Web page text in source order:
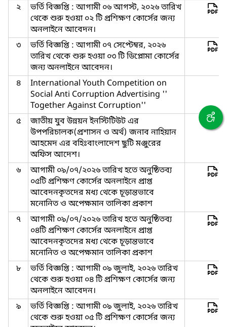
২
ভর্তি বিজ্ঞপ্তি : আগামী ০৬ আগস্ট, ২০২৬ তারিখ
থেকে শুরু হওয়া ০২ টি প্রশিক্ষণ কোর্সের জন্য
অনলাইনে আবেদন।
৩
ভর্তি বিজ্ঞপ্তি : আগামী ০৭ সেপ্টেম্বর, ২০২৬
তারিখ থেকে শুরু হওয়া ০৩ টি ডিপ্লোমা কোর্সের
জন্য অনলাইনে আবেদন।
৪
International Youth Competition on
Social Anti Corruption Advertising ''
Together Against Corruption''
৫
জাতীয় যুব উন্নয়ন ইনস্টিটিউট এর
উপপরিচালক(প্রশাসন ও অর্থ) জনাব নাহিয়ান
আহমেদ এর বহিঃবাংলাদেশ ছুটি মঞ্জুরের
অফিস আদেশ।
৬
আগামী ০৯/০৭/২০২৬ তারিখ হতে অনুষ্ঠিতব্য
০৫টি প্রশিক্ষণ কোর্সের অনলাইনে প্রাপ্ত
আবেদনকৃতদের মধ্য থেকে চূড়ান্তভাবে
মনোনিত ও অপেক্ষমান তালিকা প্রকাশ
৭
আগামী ০৯/০৭/২০২৬ তারিখ হতে অনুষ্ঠিতব্য
০৪টি প্রশিক্ষণ কোর্সের অনলাইনে প্রাপ্ত
আবেদনকৃতদের মধ্য থেকে চূড়ান্তভাবে
মনোনিত ও অপেক্ষমান তালিকা প্রকাশ
৮
ভর্তি বিজ্ঞপ্তি : আগামী ০৯ জুলাই, ২০২৬ তারিখ
থেকে শুরু হওয়া ০৪ টি প্রশিক্ষণ কোর্সের জন্য
অনলাইনে আবেদন।
৯
ভর্তি বিজ্ঞপ্তি : আগামী ০৯ জুলাই, ২০২৬ তারিখ
থেকে শুরু হওয়া ০৫ টি প্রশিক্ষণ কোর্সের জন্য